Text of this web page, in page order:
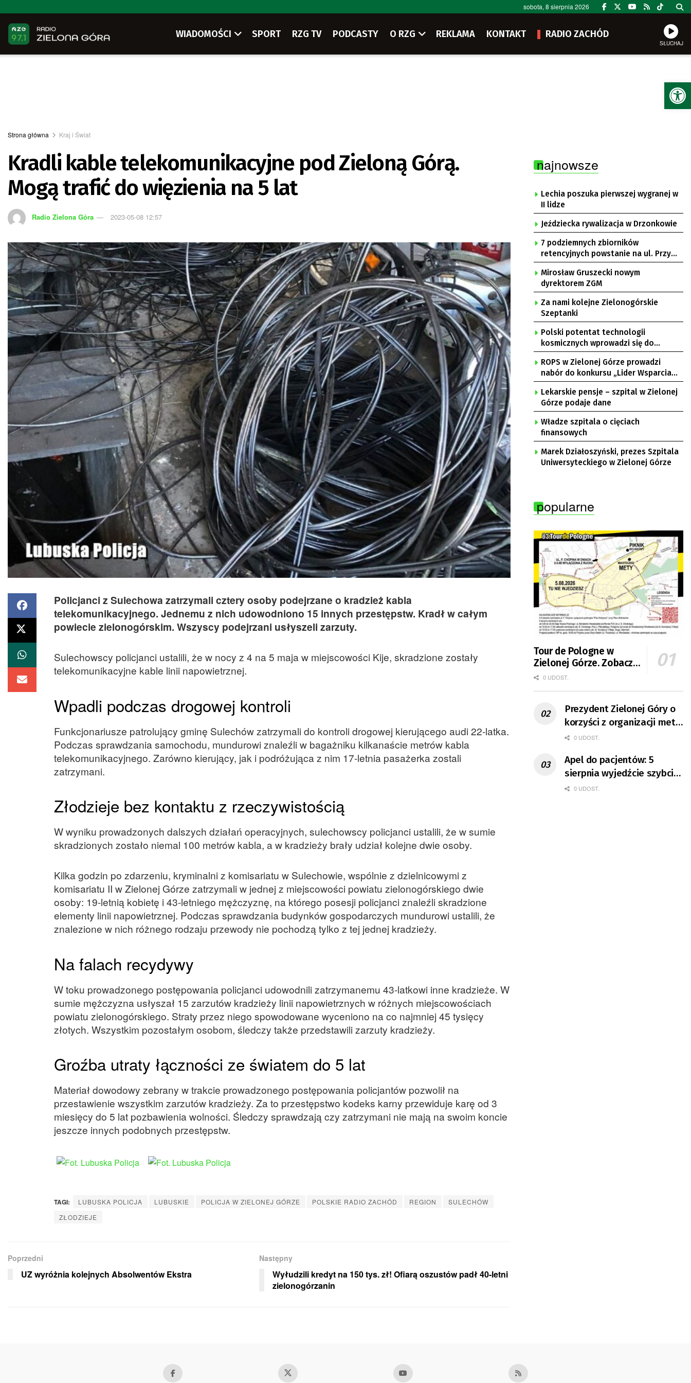
sobota, 8 sierpnia 2026
WIADOMOŚCI SPORT RZG TV PODCASTY O RZG REKLAMA KONTAKT RADIO ZACHÓD
SŁUCHAJ
Strona główna Kraj i Świat
Kradli kable telekomunikacyjne pod Zieloną Górą.
Mogą trafić do więzienia na 5 lat
Radio Zielona Góra 2023-05-08 12:57
Policjanci z Sulechowa zatrzymali cztery osoby podejrzane o kradzież kabla
telekomunikacyjnego. Jednemu z nich udowodniono 15 innych przestępstw. Kradł w całym
powiecie zielonogórskim. Wszyscy podejrzani usłyszeli zarzuty.
Sulechowscy policjanci ustalili, że w nocy z 4 na 5 maja w miejscowości Kije, skradzione zostały
telekomunikacyjne kable linii napowietrznej.
Wpadli podczas drogowej kontroli
Funkcjonariusze patrolujący gminę Sulechów zatrzymali do kontroli drogowej kierującego audi 22-latka.
Podczas sprawdzania samochodu, mundurowi znaleźli w bagażniku kilkanaście metrów kabla
telekomunikacyjnego. Zarówno kierujący, jak i podróżująca z nim 17-letnia pasażerka zostali
zatrzymani.
Złodzieje bez kontaktu z rzeczywistością
W wyniku prowadzonych dalszych działań operacyjnych, sulechowscy policjanci ustalili, że w sumie
skradzionych zostało niemal 100 metrów kabla, a w kradzieży brały udział kolejne dwie osoby.
Kilka godzin po zdarzeniu, kryminalni z komisariatu w Sulechowie, wspólnie z dzielnicowymi z
komisariatu II w Zielonej Górze zatrzymali w jednej z miejscowości powiatu zielonogórskiego dwie
osoby: 19-letnią kobietę i 43-letniego mężczyznę, na którego posesji policjanci znaleźli skradzione
elementy linii napowietrznej. Podczas sprawdzania budynków gospodarczych mundurowi ustalili, że
znalezione w nich różnego rodzaju przewody nie pochodzą tylko z tej jednej kradzieży.
Na falach recydywy
W toku prowadzonego postępowania policjanci udowodnili zatrzymanemu 43-latkowi inne kradzieże. W
sumie mężczyzna usłyszał 15 zarzutów kradzieży linii napowietrznych w różnych miejscowościach
powiatu zielonogórskiego. Straty przez niego spowodowane wyceniono na co najmniej 45 tysięcy
złotych. Wszystkim pozostałym osobom, śledczy także przedstawili zarzuty kradzieży.
Groźba utraty łączności ze światem do 5 lat
Materiał dowodowy zebrany w trakcie prowadzonego postępowania policjantów pozwolił na
przestawienie wszystkim zarzutów kradzieży. Za to przestępstwo kodeks karny przewiduje karę od 3
miesięcy do 5 lat pozbawienia wolności. Śledczy sprawdzają czy zatrzymani nie mają na swoim koncie
jeszcze innych podobnych przestępstw.
TAGI: LUBUSKA POLICJA LUBUSKIE POLICJA W ZIELONEJ GÓRZE POLSKIE RADIO ZACHÓD REGION
SULECHÓW
ZŁODZIEJE
Poprzedni
UZ wyróżnia kolejnych Absolwentów Ekstra
Następny
Wyłudzili kredyt na 150 tys. zł! Ofiarą oszustów padł 40-letni
zielonogórzanin
najnowsze
Lechia poszuka pierwszej wygranej w
II lidze
Jeździecka rywalizacja w Drzonkowie
7 podziemnych zbiorników
retencyjnych powstanie na ul. Przy
Gazowni
Mirosław Gruszecki nowym
dyrektorem ZGM
Za nami kolejne Zielonogórskie
Szeptanki
Polski potentat technologii
kosmicznych wprowadzi się do
Zielonej Góry
ROPS w Zielonej Górze prowadzi
nabór do konkursu „Lider Wsparcia
Seniora”
Lekarskie pensje – szpital w Zielonej
Górze podaje dane
Władze szpitala o cięciach
finansowych
Marek Działoszyński, prezes Szpitala
Uniwersyteckiego w Zielonej Górze
popularne
Tour de Pologne w
Zielonej Górze. Zobacz
zmiany w organizacji
0 UDOST.
Prezydent Zielonej Góry o
korzyści z organizacji mety
Tour de Pologne
0 UDOST.
Apel do pacjentów: 5
sierpnia wyjedźcie szybciej
z domów
0 UDOST.